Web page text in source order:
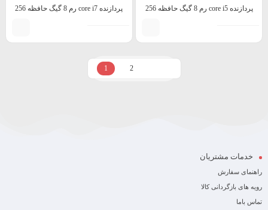
پردازنده core i5 رم 8 گیگ حافظه 256
پردازنده core i7 رم 8 گیگ حافظه 256
1 2
خدمات مشتریان
راهنمای سفارش
رویه های بازگردانی کالا
تماس باما